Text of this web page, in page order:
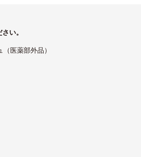
い。
医薬部外品）